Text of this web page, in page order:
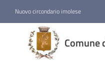
Nuovo circondario imolese
Comune
Comune
di
Dozza